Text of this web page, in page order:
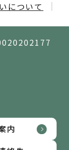
について
内